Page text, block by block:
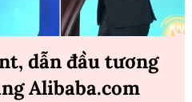
dẫn đầu tương
Alibaba.com